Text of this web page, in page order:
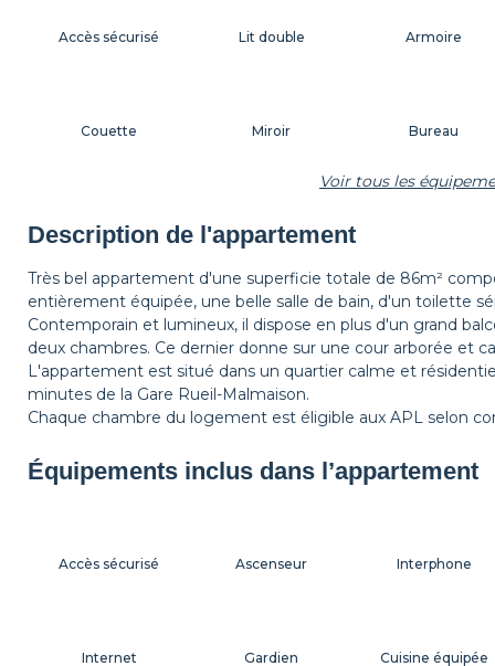
Lampe de bureau
Corbeille à papier Cintres
Multiprise
Décorations
Couette Bureau
Armoire
Lampe de chevet
Miroir
Accès sécurisé Lit double
Balcon
Voir tous les
Description de l'appartement
Très bel appartement d'une superficie totale de 86m²
entièrement équipée, une belle salle de bain, d'un toilette
Contemporain et lumineux, il dispose en plus d'un grand
deux chambres. Ce dernier donne sur une cour arborée et
L'appartement est situé dans un quartier calme et
minutes de la Gare Rueil-Malmaison.
Chaque chambre du logement est éligible aux APL selon
Équipements inclus dans l’appartement
Internet Cuisine équipée
Accès sécurisé Ascenseur Interphone
Gardien